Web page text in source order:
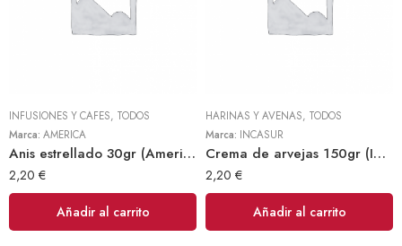
INFUSIONES Y CAFES, TODOS
Marca: AMERICA
Anis estrellado 30gr (America)
2,20 €
Añadir al carrito
HARINAS Y AVENAS, TODOS
Marca: INCASUR
Crema de arvejas 150gr (INCASUR)
2,20 €
Añadir al carrito